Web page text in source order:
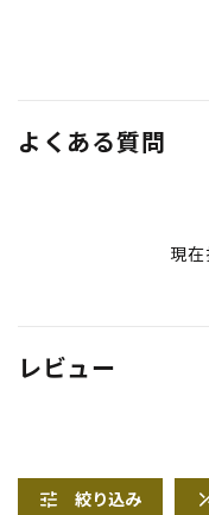
よくある質問
現在
レビュー
絞り込み